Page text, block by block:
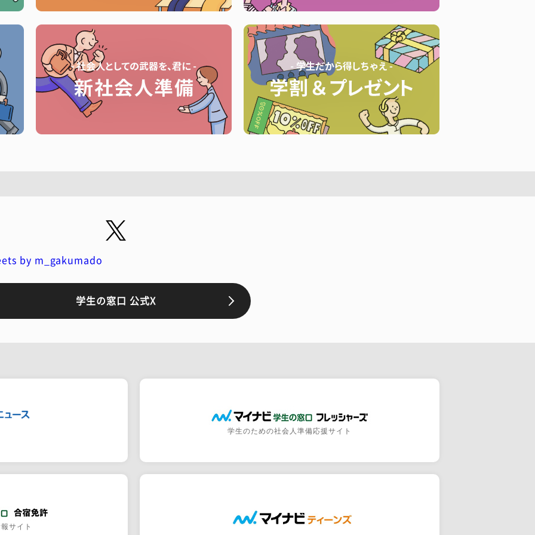
by m_gakumado
学生の窓口 公式X
学生のための社会人準備応援サイト
サイト